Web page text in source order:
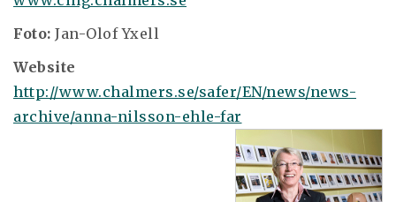
Foto: Jan-Olof Yxell
Website
http://www.chalmers.se/safer/EN/news/news-
archive/anna-nilsson-ehle-far